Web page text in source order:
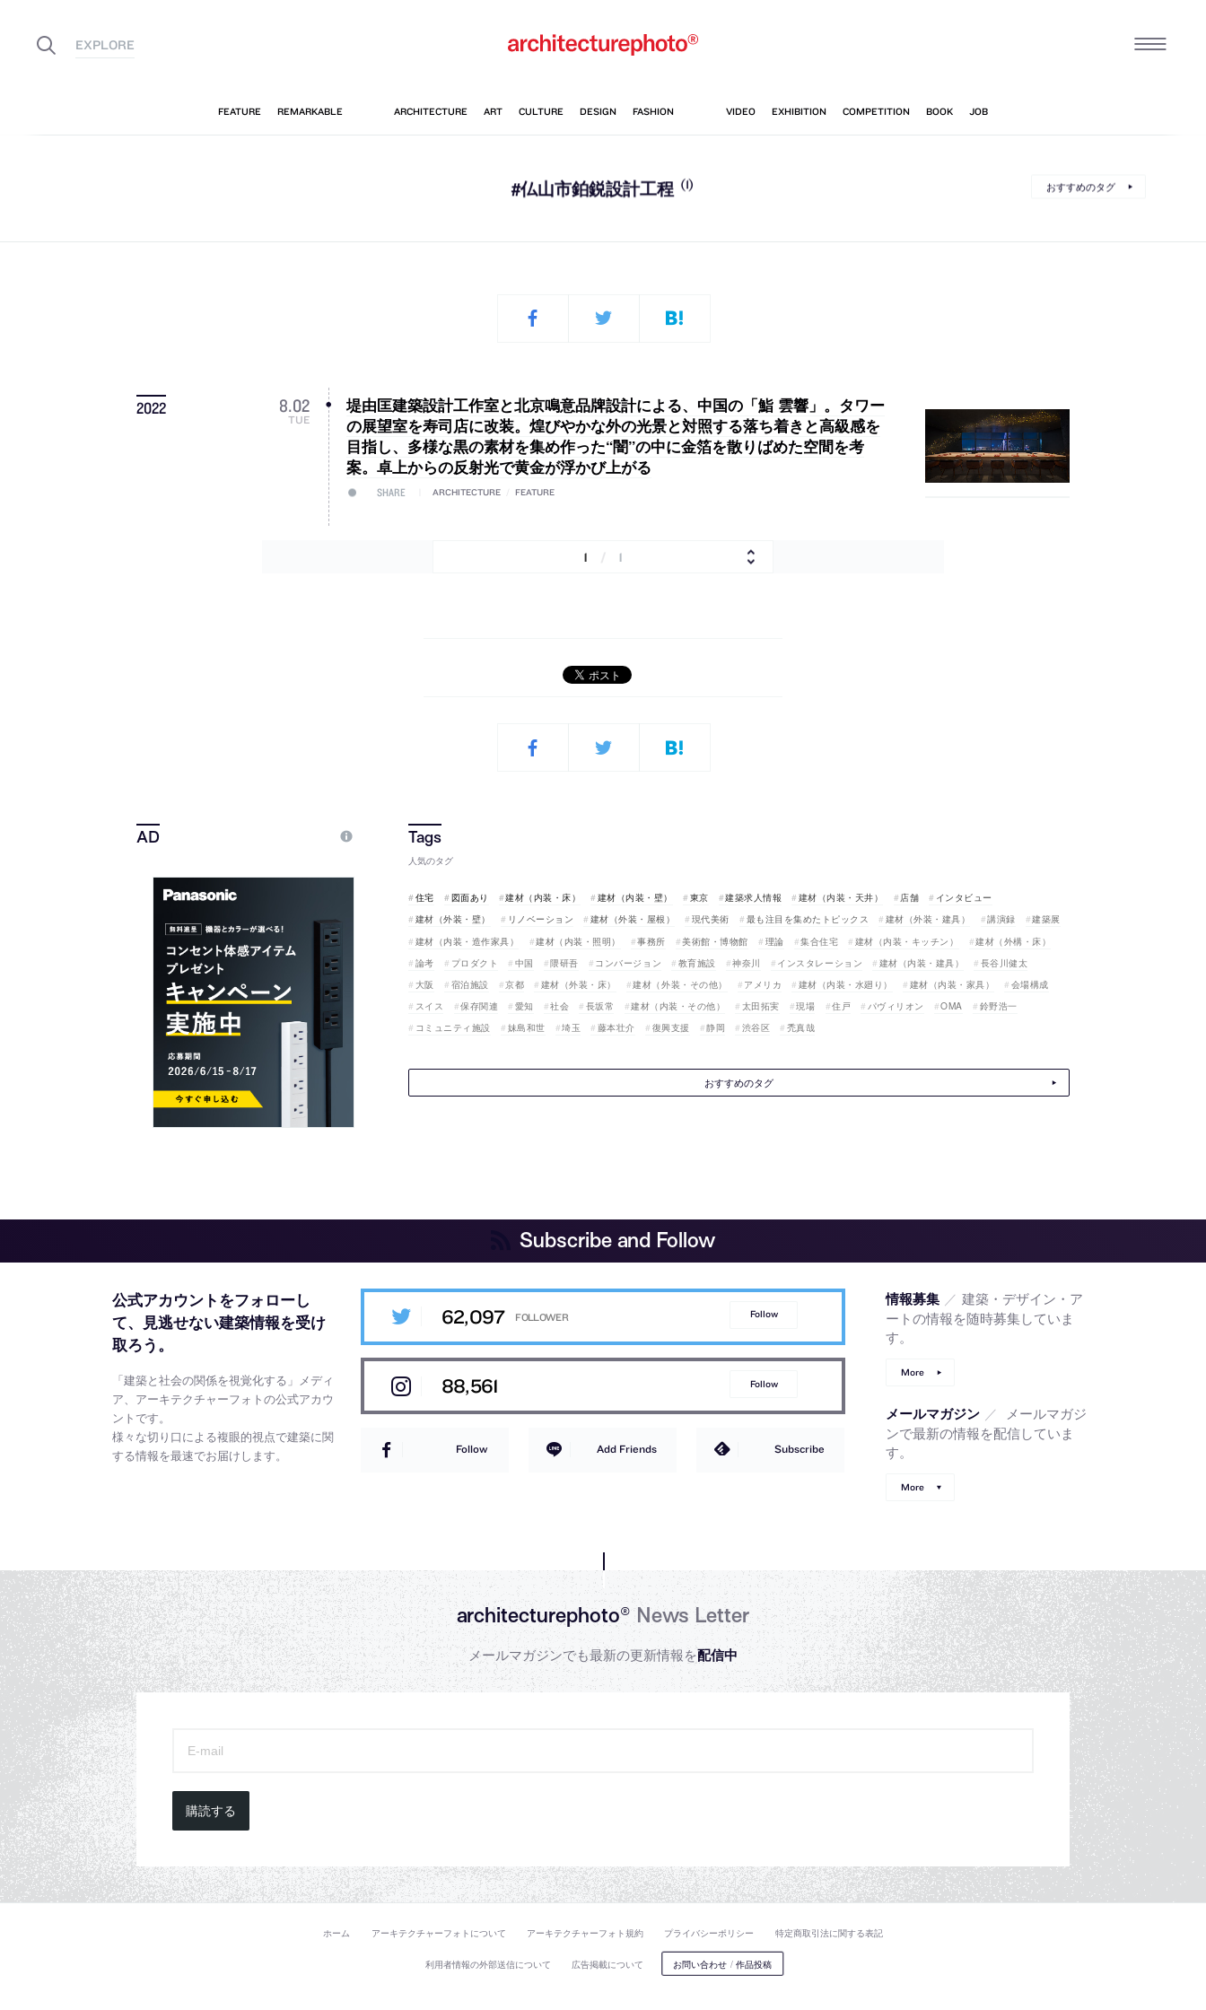
#仏山市鉑鋭設計工程 (1) おすすめのタグ
2022 8.02
TUE
堤由匡建築設計工作室と北京鳴意品牌設計による、中国の「鮨 雲響」。タワー
の展望室を寿司店に改装。煌びやかな外の光景と対照する落ち着きと高級感を
目指し、多様な黒の素材を集め作った“闇”の中に金箔を散りばめた空間を考
案。卓上からの反射光で黄金が浮かび上がる
SHARE ARCHITECTURE FEATURE
1 / 1
人気のタグ
住宅 図面あり 建材（内装・床） 建材（内装・壁） 東京 建築求人情報 建材（内装・天井） 店舗
インタビュー
建材（外装・壁）
リノベーション 建材（外装・屋根） 現代美術 最も注目を集めたトピックス 建材（外装・建具） 講演録
建築展
建材（内装・造作家具）
建材（内装・照明） 事務所 美術館・博物館 理論 集合住宅 建材（内装・キッチン）
建材（外構・床）
論考
プロダクト 中国 隈研吾 コンバージョン 教育施設 神奈川 インスタレーション 建材（内装・建具）
長谷川健太
大阪
宿泊施設 京都 建材（外装・床） 建材（外装・その他） アメリカ 建材（内装・水廻り） 建材（内装・家具）
会場構成
スイス
保存関連 愛知 社会 長坂常 建材（内装・その他） 太田拓実 現場 住戸 パヴィリオン OMA
鈴野浩一
コミュニティ施設
妹島和世 埼玉 藤本壮介 復興支援 静岡 渋谷区 禿真哉
おすすめのタグ
Subscribe and Follow
公式アカウントをフォローし
て、
見逃せない建築情報を受け
取ろう。
「建築と社会の関係を視覚化する」メディ
ア、アーキテクチャーフォトの公式アカウ
ントです。
様々な切り口による複眼的視点で建築に関
する情報を最速でお届けします。
62,097 Follow
88,561 Follow
Follow Add Friends Subscribe
情報募集 ／ 建築・デザイン・ア
ートの情報を随時募集していま
す。
More
メールマガジン ／
メールマガジ
ンで最新の情報を配信していま
す。
More
architecturephoto®News Letter
メールマガジンでも最新の更新情報を配信中
購読する
ホーム アーキテクチャーフォトについて アーキテクチャーフォト規約 プライバシーポリシー 特定商取引法に関する表記
利用者情報の外部送信について 広告掲載について お問い合わせ / 作品投稿